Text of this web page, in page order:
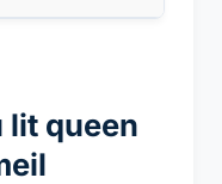
lit queen